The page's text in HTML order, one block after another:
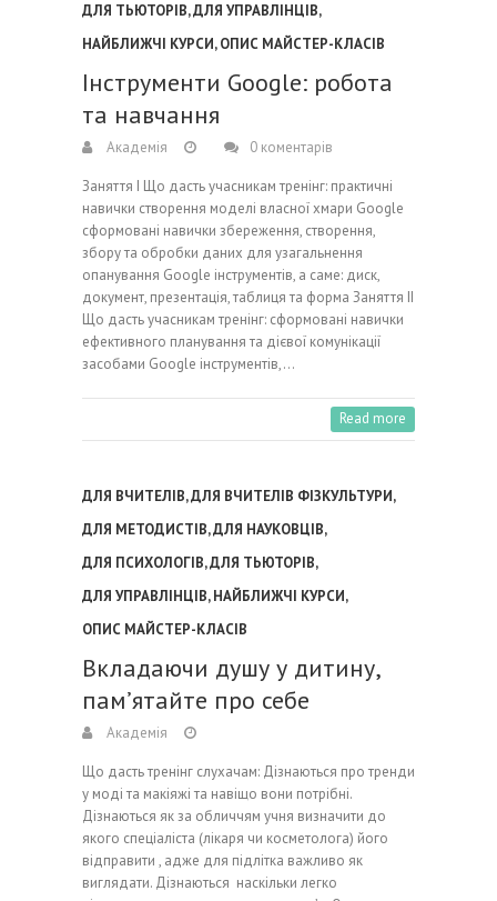
ДЛЯ ТЬЮТОРІВ,ДЛЯ УПРАВЛІНЦІВ,
НАЙБЛИЖЧІ КУРСИ,ОПИС МАЙСТЕР-КЛАСІВ
Інструменти Google: робота
та навчання
Академія 0 коментарів
Заняття І Що дасть учасникам тренінг: практичні
навички створення моделі власної хмари Google
сформовані навички збереження, створення,
збору та обробки даних для узагальнення
опанування Google інструментів, а саме: диск,
документ, презентація, таблиця та форма Заняття ІІ
Що дасть учасникам тренінг: сформовані навички
ефективного планування та дієвої комунікації
засобами Google інструментів,…
Read more
ДЛЯ ВЧИТЕЛІВ,ДЛЯ ВЧИТЕЛІВ ФІЗКУЛЬТУРИ,
ДЛЯ МЕТОДИСТІВ,ДЛЯ НАУКОВЦІВ,
ДЛЯ ПСИХОЛОГІВ,ДЛЯ ТЬЮТОРІВ,
ДЛЯ УПРАВЛІНЦІВ,НАЙБЛИЖЧІ КУРСИ,
ОПИС МАЙСТЕР-КЛАСІВ
Вкладаючи душу у дитину,
пам’ятайте про себе
Академія
Що дасть тренінг слухачам: Дізнаються про тренди
у моді та макіяжі та навіщо вони потрібні.
Дізнаються як за обличчям учня визначити до
якого спеціаліста (лікаря чи косметолога) його
відправити , адже для підлітка важливо як
виглядати. Дізнаються наскільки легко